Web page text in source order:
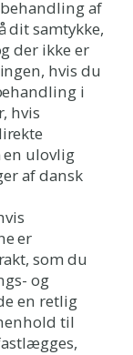
af
dit samtykke,
der ikke er
hvis du
i
hvis
en ulovlig
af dansk
er
som du
og
en retlig
til